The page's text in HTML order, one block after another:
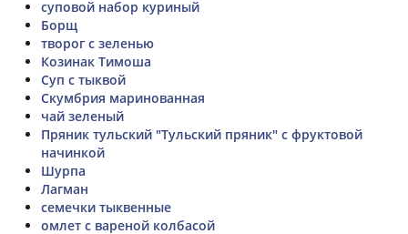
суповой набор куриный
Борщ
творог с зеленью
Козинак Тимоша
Суп с тыквой
Скумбрия маринованная
чай зеленый
Пряник тульский "Тульский пряник" с фруктовой
начинкой
Шурпа
Лагман
семечки тыквенные
омлет с вареной колбасой